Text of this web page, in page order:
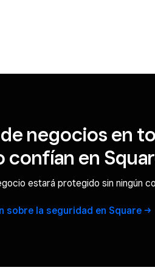
negocios en
confían en
estará protegido sin ningún
sobre la seguridad en Square